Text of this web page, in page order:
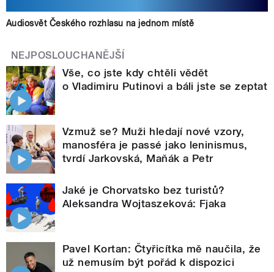
Audiosvět Českého rozhlasu na jednom místě
NEJPOSLOUCHANĚJŠÍ
Vše, co jste kdy chtěli vědět
o Vladimiru Putinovi a báli jste se zeptat
Vzmuž se? Muži hledají nové vzory,
manosféra je passé jako leninismus,
tvrdí Jarkovská, Maňák a Petr
Jaké je Chorvatsko bez turistů?
Aleksandra Wojtaszeková: Fjaka
Pavel Kortan: Čtyřicítka mě naučila, že
už nemusím být pořád k dispozici